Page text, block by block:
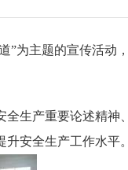
”为主题的宣传活动
全生产重要论述精神
安全生产工作水平。